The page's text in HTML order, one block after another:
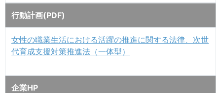
行動計画(PDF)
女性の職業生活における活躍の推進に関する法律、次世
代育成支援対策推進法（一体型）
企業HP